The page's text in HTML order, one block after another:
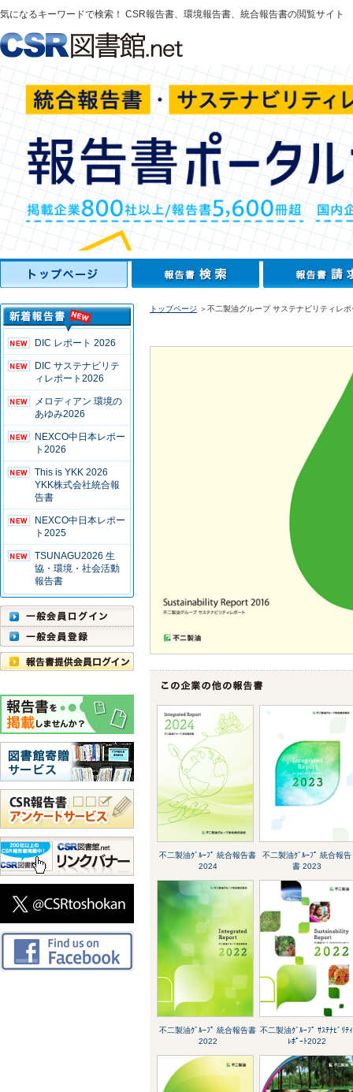
気になるキーワードで検索！ CSR報告書、環境報告書、統合報告書の閲覧サイト
DIC レポート 2026
DIC サステナビリテ
ィレポート2026
メロディアン 環境の
あゆみ2026
NEXCO中日本レポー
ト2026
This is YKK 2026
YKK株式会社統合報
告書
NEXCO中日本レポー
ト2025
TSUNAGU2026 生
協・環境・社会活動
報告書
トップページ ＞不二製油グループ サステナビリティレ
不二製油ｸﾞﾙｰﾌﾟ 統合報告書
2024
不二製油ｸﾞﾙｰﾌﾟ 統合報告
書 2023
不二製油ｸﾞﾙｰﾌﾟ 統合報告書
2022
不二製油ｸﾞﾙｰﾌﾟ ｻｽﾃﾅﾋﾞﾘﾃｨ
ﾚﾎﾟｰﾄ2022